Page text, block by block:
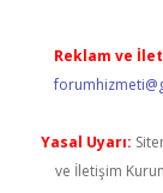
Reklam ve
Yasal Uyarı:
ve İletişim